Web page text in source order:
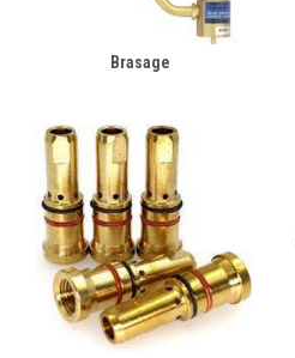
Brasage